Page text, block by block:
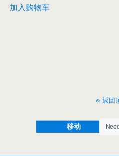
加入购物车
返回
移动